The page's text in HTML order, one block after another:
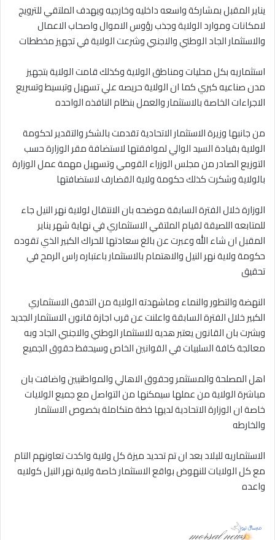
يناير المقبل بمشاركة واسعه داخليه وخارجيه ويهدف الملتقي للترويج
لامكانات وموارد الولاية وجذب رؤوس الاموال واصحاب الاعمال
والاستثمار الجاد الوطني والاجنبي وشرعت الولاية في تجهيز مخططات
استثماريه بكل محليات ومناطق الولاية وكذلك قامت الولاية بتجهيز
مدن صناعيه كبري كما ان الولاية حريصه علي تسهيل وتبسيط وتسريع
الاجراءات الخاصة بالاستثمار والعمل بنظام النافذه الواحده
من جانبها وزيرة الاستثمار الاتحادية تقدمت بالشكر والتقدير لحكومة
الولاية بقيادة السيد الوالي لموافقتها لاستضافة مقر الوزارة حسب
التوزيع الصادر من مجلس الوزراء القومي وتسهيل مهمة عمل الوزارة
بالولاية وشكرت كذلك حكومة ولاية القضارف لاستضافتها
الوزارة خلال الفترة السابقة موضحه بان الانتقال لولاية نهر النيل جاء
للمتابعه اللصيقة لقيام الملتقي الاستثماري في نهاية شهر يناير
المقبل ان شاء الله وعبرت عن بالغ سعادتها للحراك الكبير الذي تقوده
حكومة ولاية نهر النيل والاهتمام بالاستثمار باعتباره راس الرمح في
تحقيق
النهضة والتطور والنماء وماشهدته الولاية من التدفق الاستثماري
الكبير خلال الفترة السابقة واعلنت عن قرب اجازة قانون الاستثمار الجديد
وبشرت بان القانون يعتبر هديه للاستثمار الوطني والاجنبي الجاد وبه
معالجة كافة السلبيات في القوانين الخاص وسيحفظ حقوق الجميع
اهل المصلحة والمستثمر وحقوق الاهالي والمواطنيين واضافت بان
مباشرة الولاية من عملها سيمكنها من التواصل مع جميع الولايات
خاصة ان الوزارة الاتحادية لديها خطة متكاملة بخصوص الاستثمار
والخارطه
الاستثماريه للبلاد بعد ان تم تحديد ميزة كل ولاية واكدت تعاونهم التام
مع كل الولايات للنهوض بواقع الاستثمار خاصة ولاية نهر النيل كولايه
واعده